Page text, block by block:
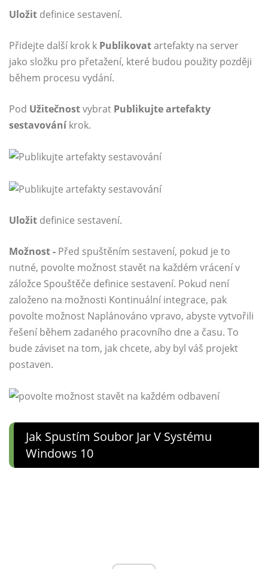
Uložit definice sestavení.
Přidejte další krok k Publikovatartefakty na server
jako složku pro přetažení, které budou použity později
během procesu vydání.
Pod Užitečnostvybrat Publikujte artefakty
sestavováníkrok.
Uložit definice sestavení.
Možnost - Před spuštěním sestavení, pokud je to
nutné, povolte možnost stavět na každém vrácení v
záložce Spouštěče definice sestavení. Pokud není
založeno na možnosti Kontinuální integrace, pak
povolte možnost Naplánováno vpravo, abyste vytvořili
řešení během zadaného pracovního dne a času. To
bude záviset na tom, jak chcete, aby byl váš projekt
postaven.
Jak Spustím Soubor Jar V Systému
Windows 10